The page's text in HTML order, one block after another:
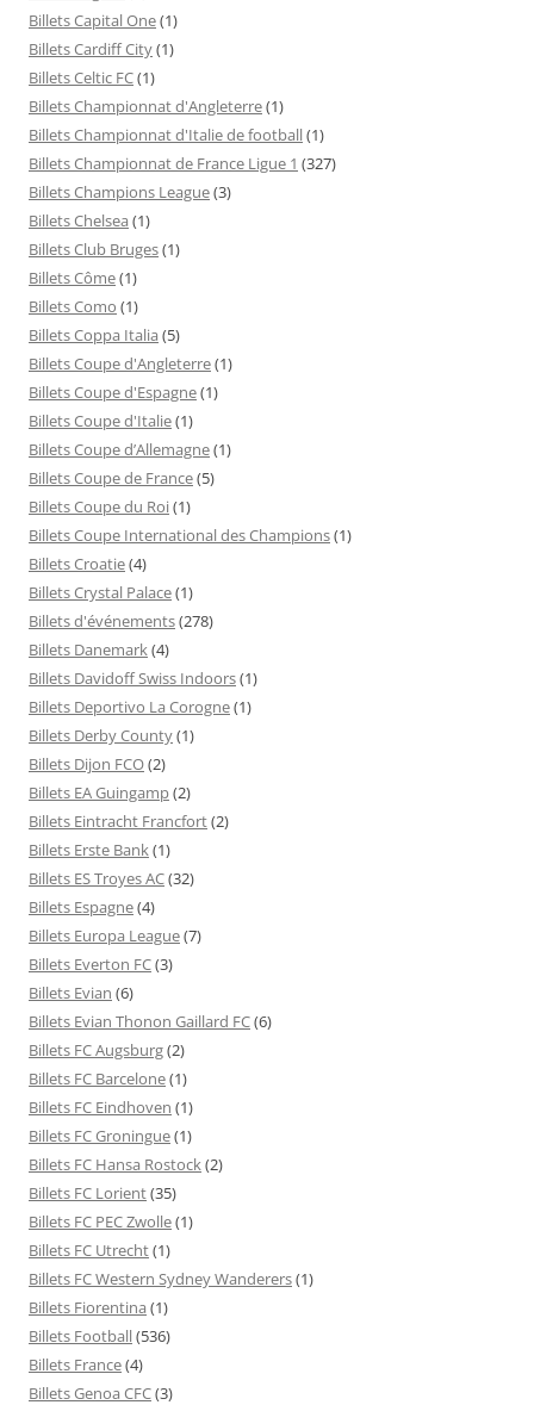
Billets Capital One(1)
Billets Cardiff City(1)
Billets Celtic FC(1)
Billets Championnat d'Angleterre(1)
Billets Championnat d'Italie de football(1)
Billets Championnat de France Ligue 1 (327)
Billets Champions League(3)
Billets Chelsea (1)
Billets Club Bruges(1)
Billets Côme(1)
Billets Como (1)
Billets Coppa Italia (5)
Billets Coupe d'Angleterre(1)
Billets Coupe d'Espagne(1)
Billets Coupe d'Italie(1)
Billets Coupe d’Allemagne(1)
Billets Coupe de France(5)
Billets Coupe du Roi(1)
Billets Coupe International des Champions(1)
Billets Croatie(4)
Billets Crystal Palace(1)
Billets d'événements(278)
Billets Danemark(4)
Billets Davidoff Swiss Indoors(1)
Billets Deportivo La Corogne(1)
Billets Derby County(1)
Billets Dijon FCO(2)
Billets EA Guingamp(2)
Billets Eintracht Francfort(2)
Billets Erste Bank(1)
Billets ES Troyes AC(32)
Billets Espagne(4)
Billets Europa League(7)
Billets Everton FC(3)
Billets Evian (6)
Billets Evian Thonon Gaillard FC(6)
Billets FC Augsburg(2)
Billets FC Barcelone(1)
Billets FC Eindhoven (1)
Billets FC Groningue(1)
Billets FC Hansa Rostock(2)
Billets FC Lorient(35)
Billets FC PEC Zwolle(1)
Billets FC Utrecht(1)
Billets FC Western Sydney Wanderers(1)
Billets Fiorentina (1)
Billets Football(536)
Billets France(4)
Billets Genoa CFC(3)